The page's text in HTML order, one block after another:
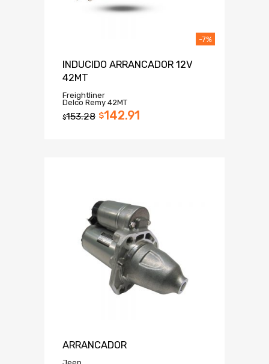
INDUCIDO ARRANCADOR 12V
42MT
Freightliner
Delco Remy 42MT
$153.28 $142.91
-7%
ARRANCADOR